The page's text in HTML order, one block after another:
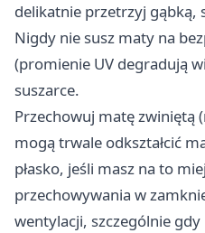
delikatnie przetrzyj gąbką,
Nigdy nie susz maty na
(promienie UV degradują
suszarce.
Przechowuj matę zwiniętą
mogą trwale odkształcić
płasko, jeśli masz na to
przechowywania w
wentylacji, szczególnie